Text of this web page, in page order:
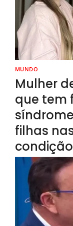
MUNDO
Mulher
que tem
filhas